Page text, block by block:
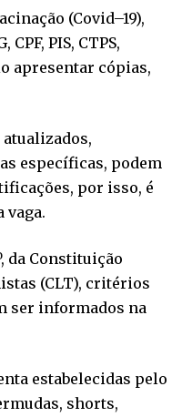
(Covid–19),
PIS, CTPS,
apresentar cópias,
específicas, podem
por isso, é
vaga.
da Constituição
(CLT), critérios
ser informados na
estabelecidas pelo
shorts,